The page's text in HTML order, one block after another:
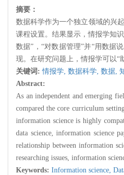
摘要：
数据科学作为一个独立领域的兴
课程设置。结果显示，情报学知
数据”，“对数据管理”并“用数据
现。在研究问题上，情报学可以
关键词:情报学, 数据科学, 数据,
Abstract:
As an independent and emerging
compared the core curriculum
information science is highly
data science, information science
relationship between information
researching issues, information
Keywords: Information science,